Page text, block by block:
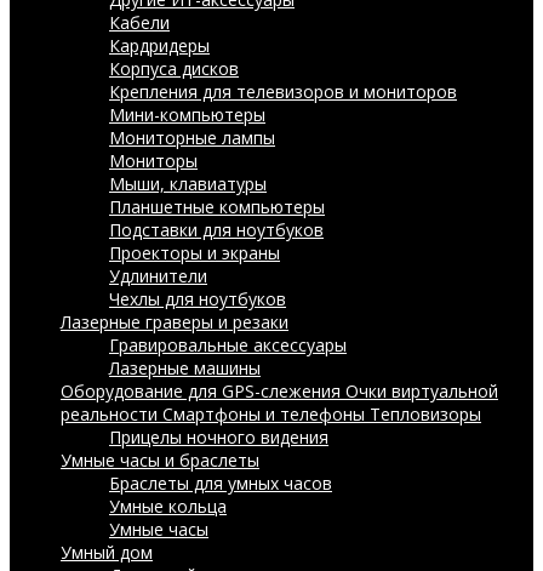
Кабели
Кардридеры
Корпуса дисков
Крепления для телевизоров и мониторов
Мини-компьютеры
Мониторные лампы
Мониторы
Мыши, клавиатуры
Планшетные компьютеры
Подставки для ноутбуков
Проекторы и экраны
Удлинители
Чехлы для ноутбуков
Лазерные граверы и резаки
Гравировальные аксессуары
Лазерные машины
Оборудование для GPS-слежения Очки виртуальной
реальности Смартфоны и телефоны Тепловизоры
Прицелы ночного видения
Умные часы и браслеты
Браслеты для умных часов
Умные кольца
Умные часы
Умный дом